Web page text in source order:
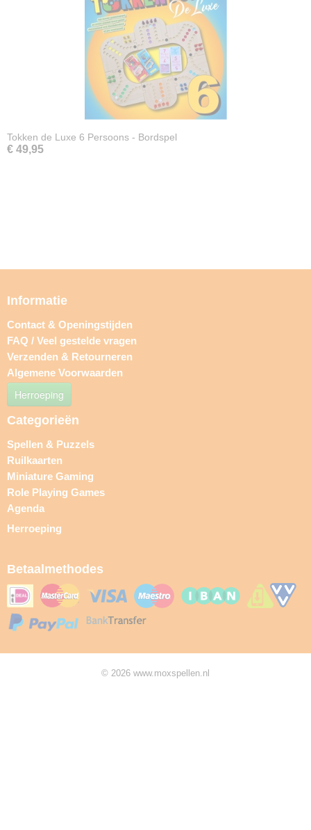
Tokken de Luxe 6 Persoons - Bordspel
€ 49,95
Informatie
Contact & Openingstijden
FAQ / Veel gestelde vragen
Verzenden & Retourneren
Algemene Voorwaarden
Herroeping
Categorieën
Spellen & Puzzels
Ruilkaarten
Miniature Gaming
Role Playing Games
Agenda
Herroeping
Betaalmethodes
© 2026 www.moxspellen.nl